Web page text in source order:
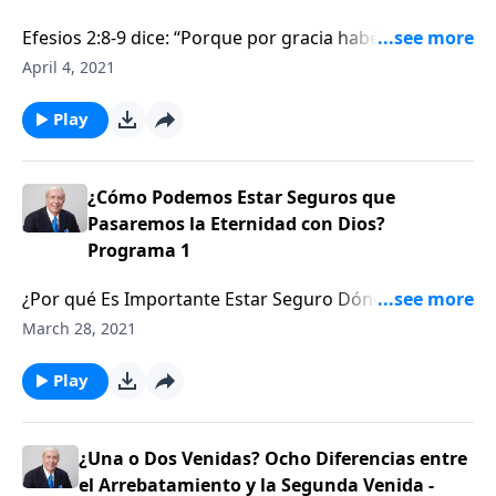
Efesios 2:8-9 dice: “Porque por gracia habéis sido
salvados por medio de la fe, y esto no de vosotros,
nadie se gloríe.” ¿Por qué la Gracia es Tan
Maravillosa?
April 4, 2021
Play
¿Cómo Podemos Estar Seguros que
Pasaremos la Eternidad con Dios?
Programa 1
¿Por qué Es Importante Estar Seguro Dónde Pasarás
la Eternidad? ¿Podrá la fe que las personas tienen en
'Lo siento, jamás os conocí,' este es Su mensaje. ¿Qué
dos maneras habló Jesús acerca de poner la fe en el
March 28, 2021
Play
¿Una o Dos Venidas? Ocho Diferencias entre
el Arrebatamiento y la Segunda Venida -